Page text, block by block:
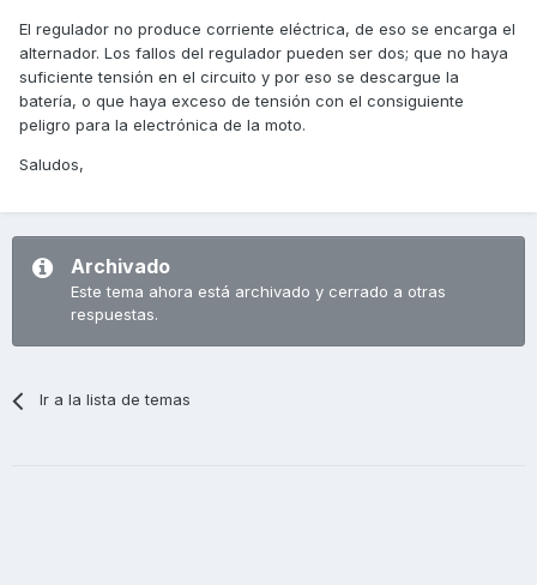
El regulador no produce corriente eléctrica, de eso se encarga el
alternador. Los fallos del regulador pueden ser dos; que no haya
suficiente tensión en el circuito y por eso se descargue la
batería, o que haya exceso de tensión con el consiguiente
peligro para la electrónica de la moto.
Saludos,
Archivado
Este tema ahora está archivado y cerrado a otras
respuestas.
Ir a la lista de temas